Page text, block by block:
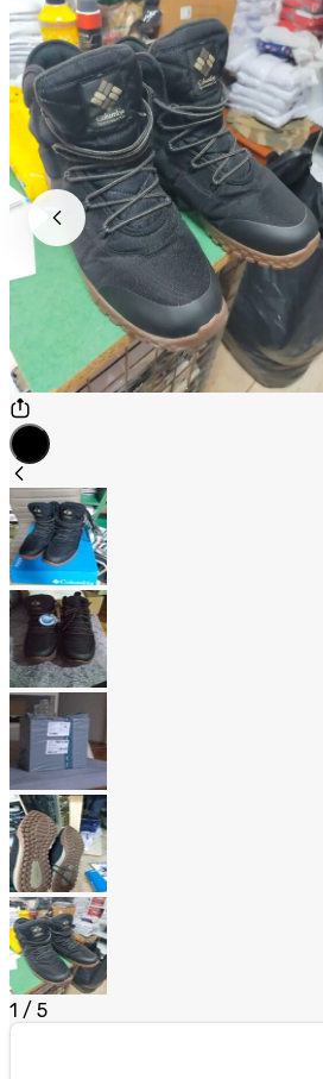
1 / 5